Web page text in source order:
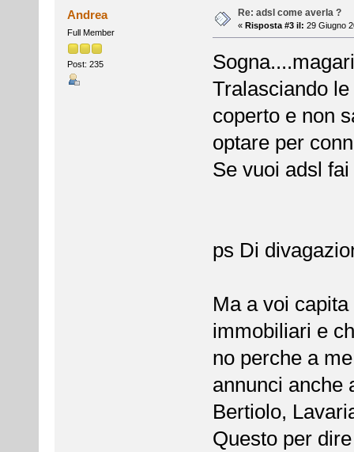
Andrea
Full Member
Post: 235
Re: adsl come averla ?
« Risposta #3 il: 29 Giugno
Tralasciando
coperto e non
optare per
Se vuoi adsl
ps Di
Ma a voi
immobiliari e
no perche a
annunci anche
Bertiolo,
Questo per